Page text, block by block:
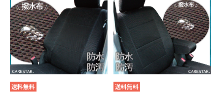
送料無料 送料無料